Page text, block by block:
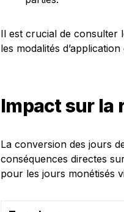
Il est crucial de consulter
les modalités
Impact sur la
La conversion des jours
conséquences directes
pour les jours monétisés